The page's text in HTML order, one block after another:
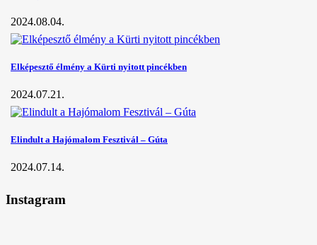
2024.08.04.
Elképesztő élmény a Kürti nyitott pincékben
2024.07.21.
Elindult a Hajómalom Fesztivál – Gúta
2024.07.14.
Instagram